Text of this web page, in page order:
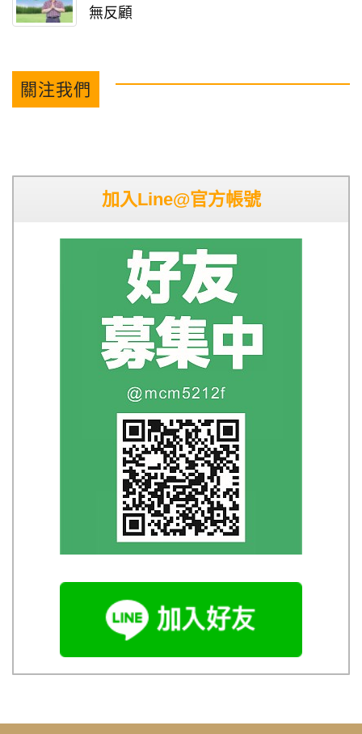
無反顧
關注我們
加入Line@官方帳號